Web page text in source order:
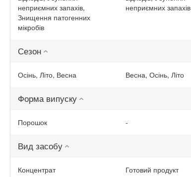
неприємних запахів,
Знищення патогенних
мікробів
неприємних запахів
Сезон
Осінь, Літо, Весна Весна, Осінь, Літо
Форма випуску
Порошок -
Вид засобу
Концентрат Готовий продукт